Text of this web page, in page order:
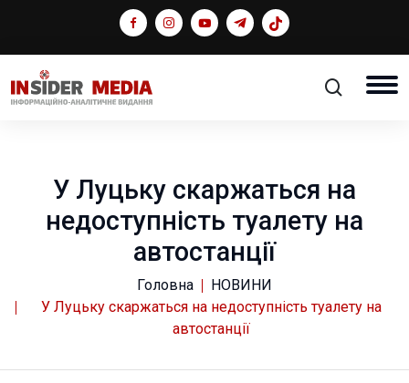
У Луцьку скаржаться на
недоступність туалету на
автостанції
Головна
НОВИНИ
У Луцьку скаржаться на недоступність туалету на
автостанції